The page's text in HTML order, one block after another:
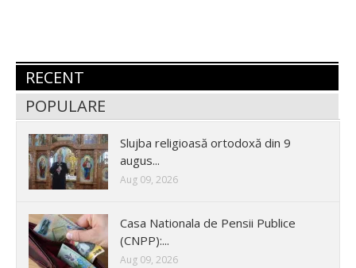
RECENT
POPULARE
Slujba religioasă ortodoxă din 9
augus...
Aug 09, 2026
Casa Nationala de Pensii Publice
(CNPP):...
Aug 09, 2026